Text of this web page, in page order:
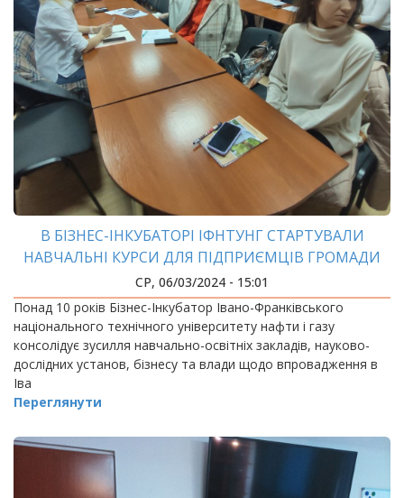
В БІЗНЕС-ІНКУБАТОРІ ІФНТУНГ СТАРТУВАЛИ
НАВЧАЛЬНІ КУРСИ ДЛЯ ПІДПРИЄМЦІВ ГРОМАДИ
СР, 06/03/2024 - 15:01
Понад 10 років Бізнес-Інкубатор Івано-Франківського
національного технічного університету нафти і газу
консолідує зусилля навчально-освітніх закладів, науково-
дослідних установ, бізнесу та влади щодо впровадження в
Іва
Переглянути